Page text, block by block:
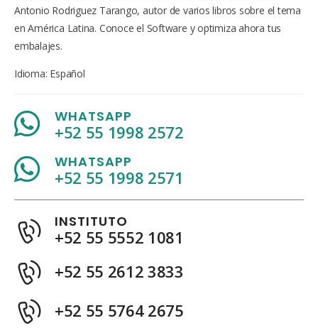
Antonio Rodriguez Tarango, autor de varios libros sobre el tema
en América Latina. Conoce el Software y optimiza ahora tus
embalajes.
Idioma: Español
WHATSAPP
+52 55 1998 2572
WHATSAPP
+52 55 1998 2571
INSTITUTO
+52 55 5552 1081
+52 55 2612 3833
+52 55 5764 2675